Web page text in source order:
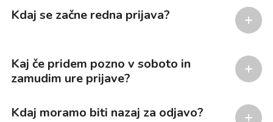
Kdaj se začne redna prijava?
Kaj če pridem pozno v soboto in
zamudim ure prijave?
Kdaj moramo biti nazaj za odjavo?